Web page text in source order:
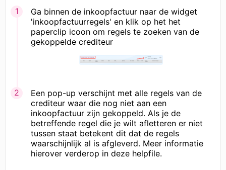
Ga binnen de inkoopfactuur naar de widget
'inkoopfactuurregels' en klik op het het
paperclip icoon om regels te zoeken van de
gekoppelde crediteur
Een pop-up verschijnt met alle regels van de
crediteur waar die nog niet aan een
inkoopfactuur zijn gekoppeld. Als je de
betreffende regel die je wilt afletteren er niet
tussen staat betekent dit dat de regels
waarschijnlijk al is afgleverd. Meer informatie
hierover verderop in deze helpfile.